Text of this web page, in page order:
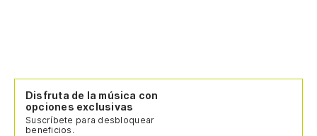
Disfruta de la música con
opciones exclusivas
Suscríbete para desbloquear
beneficios.